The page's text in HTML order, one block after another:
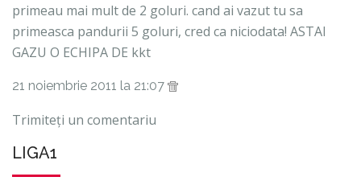
primeau mai mult de 2 goluri. cand ai vazut tu sa
primeasca pandurii 5 goluri, cred ca niciodata! ASTAI
GAZU O ECHIPA DE kkt
21 noiembrie 2011 la 21:07
Trimiteți un comentariu
LIGA1